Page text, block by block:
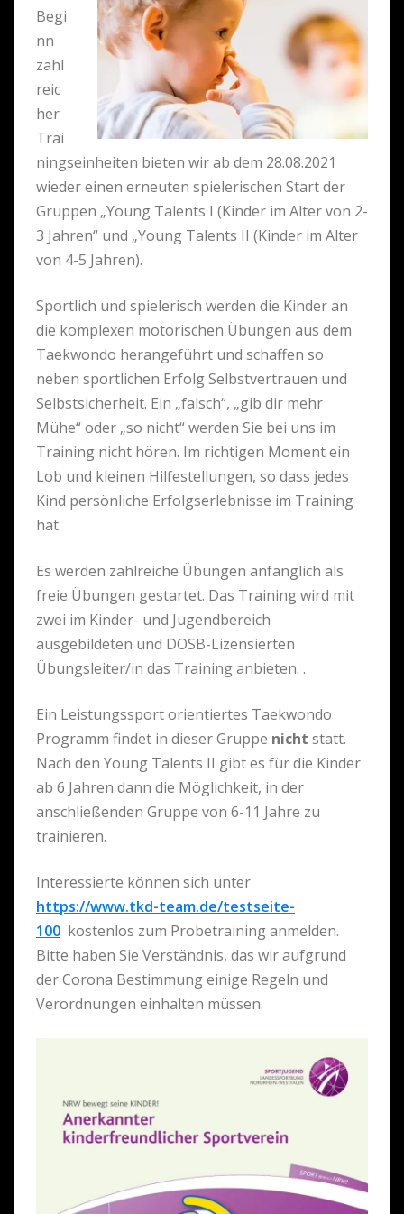
Begi
nn
zahl
reic
her
Trai
ningseinheiten bieten wir ab dem 28.08.2021
wieder einen erneuten spielerischen Start der
Gruppen „Young Talents I (Kinder im Alter von 2-
3 Jahren“ und „Young Talents II (Kinder im Alter
von 4-5 Jahren).
Sportlich und spielerisch werden die Kinder an
die komplexen motorischen Übungen aus dem
Taekwondo herangeführt und schaffen so
neben sportlichen Erfolg Selbstvertrauen und
Selbstsicherheit. Ein „falsch“, „gib dir mehr
Mühe“ oder „so nicht“ werden Sie bei uns im
Training nicht hören. Im richtigen Moment ein
Lob und kleinen Hilfestellungen, so dass jedes
Kind persönliche Erfolgserlebnisse im Training
hat.
Es werden zahlreiche Übungen anfänglich als
freie Übungen gestartet. Das Training wird mit
zwei im Kinder- und Jugendbereich
ausgebildeten und DOSB-Lizensierten
Übungsleiter/in das Training anbieten. .
Ein Leistungssport orientiertes Taekwondo
Programm findet in dieser Gruppe nicht statt.
Nach den Young Talents II gibt es für die Kinder
ab 6 Jahren dann die Möglichkeit, in der
anschließenden Gruppe von 6-11 Jahre zu
trainieren.
Interessierte können sich unter
https://www.tkd-team.de/testseite-
100 kostenlos zum Probetraining anmelden.
Bitte haben Sie Verständnis, das wir aufgrund
der Corona Bestimmung einige Regeln und
Verordnungen einhalten müssen.